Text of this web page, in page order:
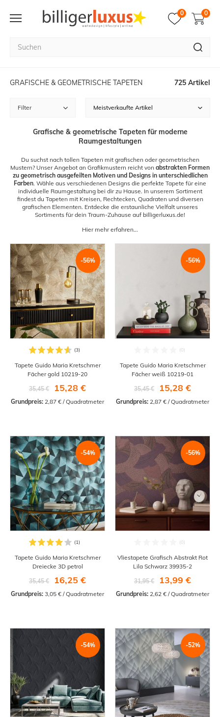
0 0
GRAFISCHE & GEOMETRISCHE TAPETEN 725 Artikel
Filter
Grafische & geometrische Tapeten für moderne
Raumgestaltungen
Du suchst nach tollen Tapeten mit grafischen oder geometrischen
Mustern? Unser Angebot an Grafikmustern reicht von abstrakten Formen
zu geometrisch ausgefeilten Motiven und Designs in unterschiedlichen
Farben. Wähle aus verschiedenen Designs die perfekte Tapete für eine
individuelle Raumgestaltung bei dir zu Hause. In unserem Sortiment
findest du Tapeten mit Kreisen, Rechtecken, Quadraten und diversen
grafischen Elementen. Entdecke die erstaunliche Vielfalt unseres
Sortiments für dein Traum-Zuhause auf billigerluxus.de!
Hier mehr erfahren...
-56%
Tapete Guido Maria Kretschmer
Fächer gold 10219-20
35,45 €
15,28 €
Grundpreis: 2,87 € / Quadratmeter
-56%
Tapete Guido Maria Kretschmer
Fächer weiß 10219-01
35,45 €
15,28 €
Grundpreis: 2,87 € / Quadratmeter
-54%
Tapete Guido Maria Kretschmer
Dreiecke 3D petrol
35,45 €
16,25 €
Grundpreis: 3,05 € / Quadratmeter
-56%
Vliestapete Grafisch Abstrakt Rot
Lila Schwarz 39935-2
31,95 €
13,99 €
Grundpreis: 2,62 € / Quadratmeter
-54% -52%